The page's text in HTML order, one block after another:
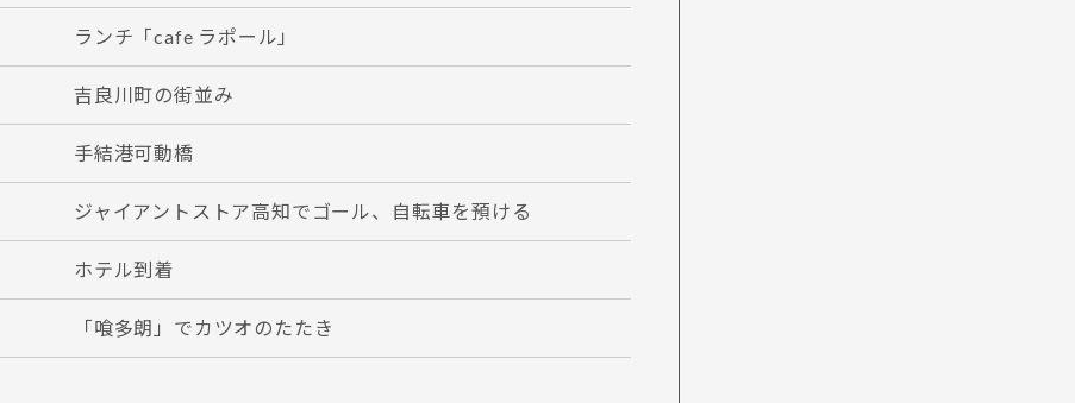
ランチ「cafe ラポール」
吉良川町の街並み
手結港可動橋
ジャイアントストア高知でゴール、自転車を預ける
ホテル到着
「喰多朗」でカツオのたたき